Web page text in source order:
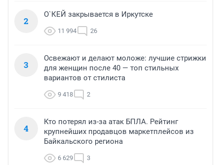
2
О`КЕЙ закрывается в Иркутске
11 994 26
3
Освежают и делают моложе: лучшие стрижки
для женщин после 40 — топ стильных
вариантов от стилиста
9 418 2
4
Кто потерял из-за атак БПЛА. Рейтинг
крупнейших продавцов маркетплейсов из
Байкальского региона
6 629 3